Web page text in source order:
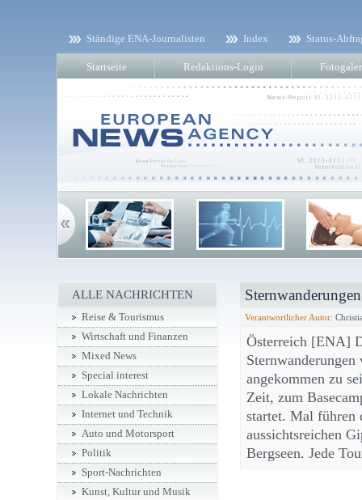
Ständige ENA-Journalisten Index Status-
Startseite Redaktions-Login
Verantwortlicher Autor:
Österreich [ENA]
angekommen zu
Zeit, zum
startet. Mal führen
aussichtsreichen
Bergseen. Jede
ALLE NACHRICHTEN
Reise & Tourismus
Wirtschaft und Finanzen
Mixed News
Special interest
Lokale Nachrichten
Internet und Technik
Auto und Motorsport
Politik
Sport-Nachrichten
Kunst, Kultur und Musik